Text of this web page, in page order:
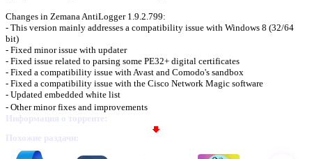
Предлагаем скачать
Zemana AntiLogger
Changes in Zemana AntiLogger 1.9.2.799:
- This version mainly addresses a compatibility issue with Windows 8 (32/64
bit)
- Fixed minor issue with updater
- Fixed issue related to parsing some PE32+ digital certificates
- Fixed a compatibility issue with Avast and Comodo's sandbox
- Fixed a compatibility issue with the Cisco Network Magic software
- Updated embedded white list
- Other minor fixes and improvements
Информация о торренте:
Похожие раздачи: